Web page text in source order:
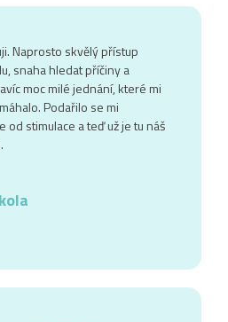
Naprosto skvělý přístup
snaha hledat příčiny a
moc milé jednání, které mi
Podařilo se mi
od stimulace a teď už je tu náš